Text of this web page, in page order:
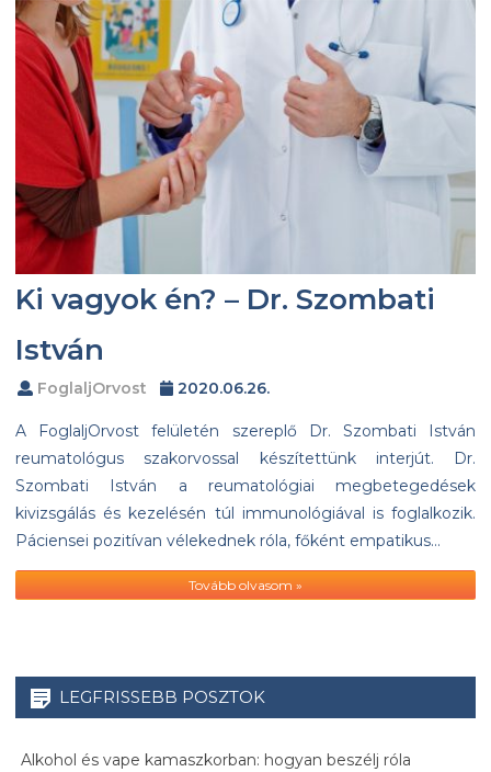
Ki vagyok én? – Dr. Szombati
István
FoglaljOrvost 2020.06.26.
A FoglaljOrvost felületén szereplő Dr. Szombati István
reumatológus szakorvossal készítettünk interjút. Dr.
Szombati István a reumatológiai megbetegedések
kivizsgálás és kezelésén túl immunológiával is foglalkozik.
Páciensei pozitívan vélekednek róla, főként empatikus…
Tovább olvasom »
LEGFRISSEBB POSZTOK
Alkohol és vape kamaszkorban: hogyan beszélj róla